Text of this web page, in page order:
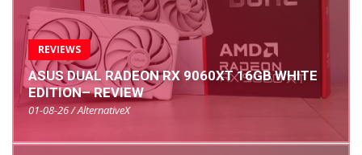
REVIEWS
ASUS DUAL RADEON RX 9060XT 16GB WHITE
EDITION– REVIEW
01-08-26 / AlternativeX